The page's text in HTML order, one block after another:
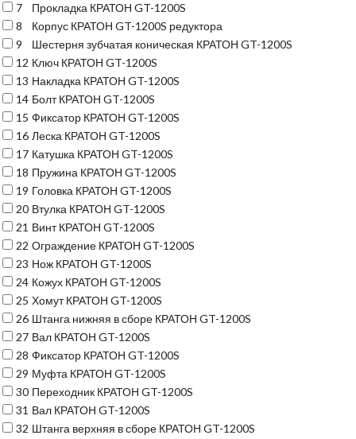
7
Прокладка КРАТОН GT-1200S
8
Корпус КРАТОН GT-1200S редуктора
9
Шестерня зубчатая коническая КРАТОН GT-1200S
12 Ключ КРАТОН GT-1200S
13 Накладка КРАТОН GT-1200S
14 Болт КРАТОН GT-1200S
15 Фиксатор КРАТОН GT-1200S
16 Леска КРАТОН GT-1200S
17 Катушка КРАТОН GT-1200S
18 Пружина КРАТОН GT-1200S
19 Головка КРАТОН GT-1200S
20 Втулка КРАТОН GT-1200S
21 Винт КРАТОН GT-1200S
22 Ограждение КРАТОН GT-1200S
23 Нож КРАТОН GT-1200S
24 Кожух КРАТОН GT-1200S
25 Хомут КРАТОН GT-1200S
26 Штанга нижняя в сборе КРАТОН GT-1200S
27 Вал КРАТОН GT-1200S
28 Фиксатор КРАТОН GT-1200S
29 Муфта КРАТОН GT-1200S
30 Переходник КРАТОН GT-1200S
31 Вал КРАТОН GT-1200S
32 Штанга верхняя в сборе КРАТОН GT-1200S